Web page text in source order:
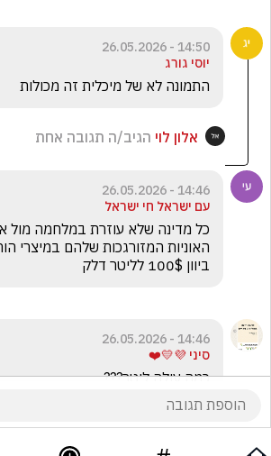
14:50 - 26.05.2026
יוסי גורג
התמונה לא של מיכלית זה מכולות
אלון לוי הגיב/ה תגובה אחת
14:46 - 26.05.2026
עם ישראל חי ישראל
ביוון 100$ לליטר דלק
14:46 - 26.05.2026
סיני 💜💛❤️
כמה עולה ליטר???